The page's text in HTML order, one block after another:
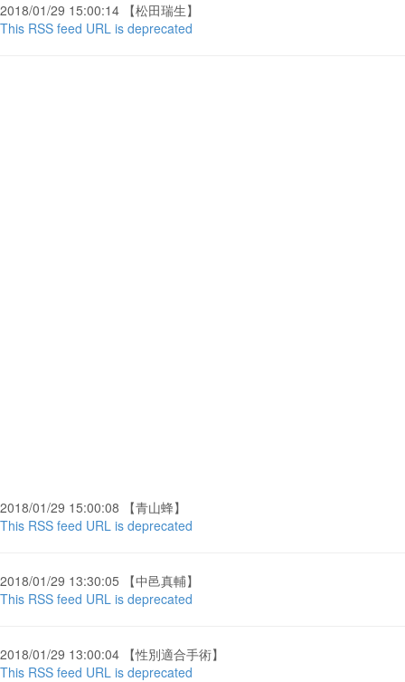
2018/01/29 15:00:14 【松田瑞生】
This RSS feed URL is deprecated
2018/01/29 15:00:08 【青山蜂】
This RSS feed URL is deprecated
2018/01/29 13:30:05 【中邑真輔】
This RSS feed URL is deprecated
2018/01/29 13:00:04 【性別適合手術】
This RSS feed URL is deprecated